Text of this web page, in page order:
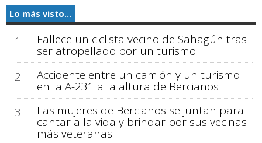
Lo más visto...
1 Fallece un ciclista vecino de Sahagún tras
ser atropellado por un turismo
2
Accidente entre un camión y un turismo
en la A-231 a la altura de Bercianos
3
Las mujeres de Bercianos se juntan para
cantar a la vida y brindar por sus vecinas
más veteranas